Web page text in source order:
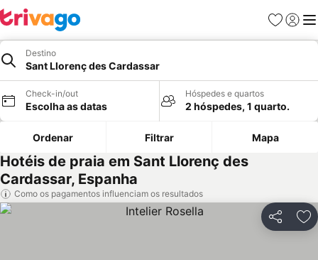
Favoritos
Iniciar
Destino
Sant Llorenç des Cardassar
Check-in/out
Escolha as datas
Hóspedes e quartos
2 hóspedes, 1 quarto.
Ordenar Filtrar Mapa
Hotéis de praia em Sant Llorenç des
Cardassar, Espanha
Como os pagamentos influenciam os resultados
Partilhar